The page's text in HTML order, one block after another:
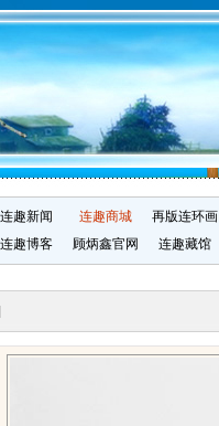
连趣新闻 连趣商城 再版连环画
连趣博客 顾炳鑫官网 连趣藏馆